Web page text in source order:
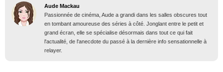
Aude Mackau
Passionnée de cinéma, Aude a grandi dans les salles obscures tout
en tombant amoureuse des séries à côté. Jonglant entre le petit et
grand écran, elle se spécialise désormais dans tout ce qui fait
l'actualité, de l'anecdote du passé à la dernière info sensationnelle à
relayer.